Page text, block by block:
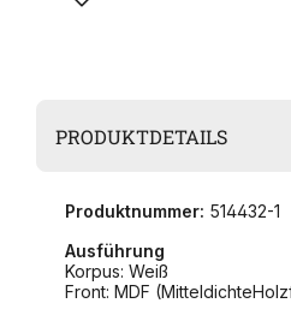
PRODUKTDETAILS
Produktnummer: 514432-1
Ausführung
Korpus: Weiß
Front: MDF